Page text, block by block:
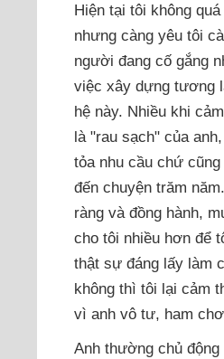
Hiện tại tôi không
nhưng càng yêu tôi
người đang cố gắng
việc xây dựng tương
hệ này. Nhiều khi
là "rau sạch" của
tỏa nhu cầu chứ
đến chuyện trăm
ràng và đồng hành,
cho tôi nhiều hơn để
thật sự đáng lấy làm
không thì tôi lại cảm
vì anh vô tư, ham
Anh thường chủ